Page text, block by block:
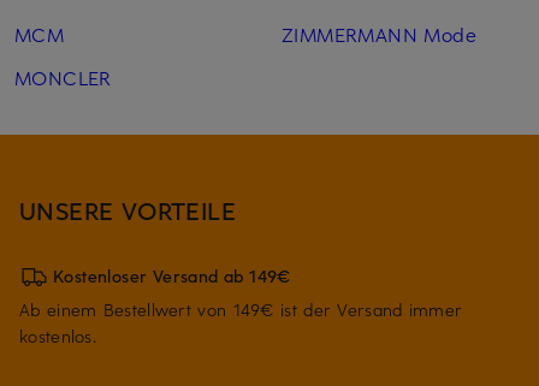
MCM
MONCLER
ZIMMERMANN Mode
UNSERE VORTEILE
Kostenloser Versand ab 149€
Ab einem Bestellwert von 149€ ist der Versand immer
kostenlos.